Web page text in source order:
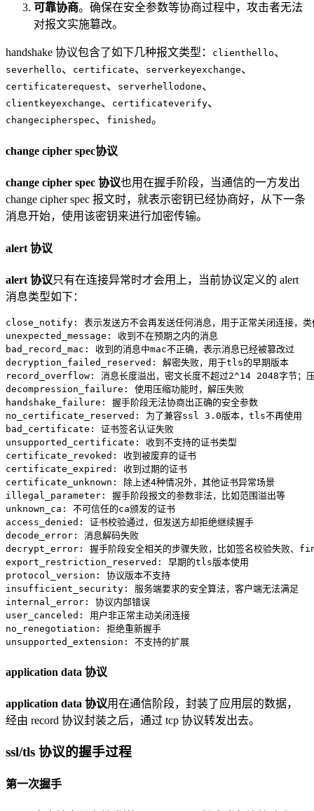
可靠协商。确保在安全参数等协商过程中，攻击者无法
对报文实施篡改。
handshake 协议包含了如下几种报文类型： clienthello、
severhello、 certificate、 serverkeyexchange、
certificaterequest、 serverhellodone、
clientkeyexchange、 certificateverify、
changecipherspec、 finished。
change cipher spec协议
change cipher spec 协议也用在握手阶段，当通信的一方发出
change cipher spec 报文时，就表示密钥已经协商好，从下一条
消息开始，使用该密钥来进行加密传输。
alert 协议
alert 协议只有在连接异常时才会用上，当前协议定义的 alert
消息类型如下：
close_notify: 表示发送方不会再发送任何消息，用于正常关闭连接，
unexpected_message: 收到不在预期之内的消息
bad_record_mac: 收到的消息中mac不正确，表示消息已经被篡改过
decryption_failed_reserved: 解密失败，用于tls的早期版本
record_overflow: 消息长度溢出，密文长度不超过2^14 2048字节；
decompression_failure: 使用压缩功能时，解压失败
handshake_failure: 握手阶段无法协商出正确的安全参数
no_certificate_reserved: 为了兼容ssl 3.0版本，tls不再使用
bad_certificate: 证书签名认证失败
unsupported_certificate: 收到不支持的证书类型
certificate_revoked: 收到被废弃的证书
certificate_expired: 收到过期的证书
certificate_unknown: 除上述4种情况外，其他证书异常场景
illegal_parameter: 握手阶段报文的参数非法，比如范围溢出等
unknown_ca: 不可信任的ca颁发的证书
access_denied: 证书校验通过，但发送方却拒绝继续握手
decode_error: 消息解码失败
decrypt_error: 握手阶段安全相关的步骤失败，比如签名校验失败、
export_restriction_reserved: 早期的tls版本使用
protocol_version: 协议版本不支持
insufficient_security: 服务端要求的安全算法，客户端无法满足
internal_error: 协议内部错误
user_canceled: 用户非正常主动关闭连接
no_renegotiation: 拒绝重新握手
application data 协议
application data 协议用在通信阶段，封装了应用层的数据，
经由 record 协议封装之后，通过 tcp 协议转发出去。
ssl/tls 协议的握手过程
第一次握手